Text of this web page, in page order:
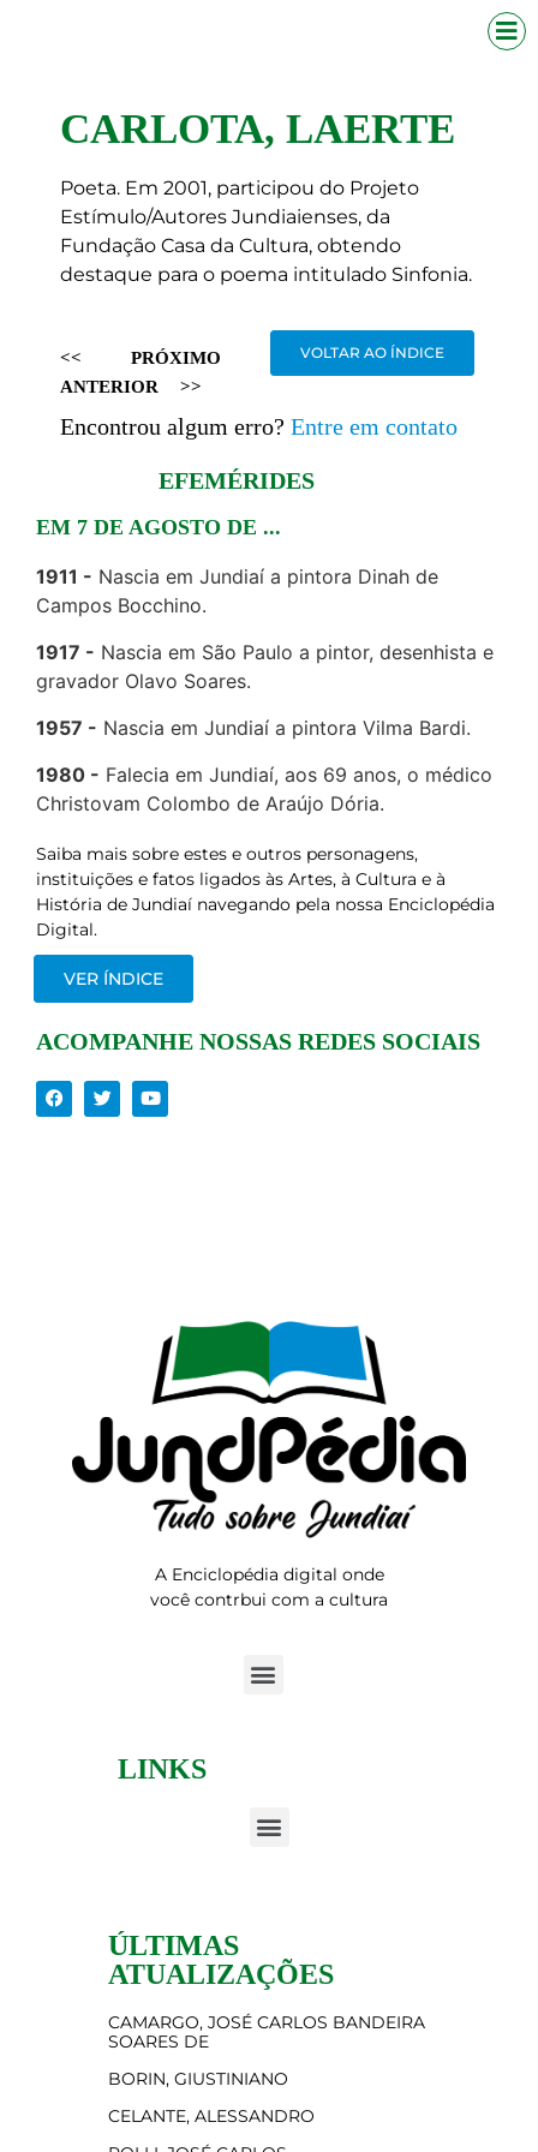
CARLOTA, LAERTE
Poeta. Em 2001, participou do Projeto
Estímulo/Autores Jundiaienses, da
Fundação Casa da Cultura, obtendo
destaque para o poema intitulado Sinfonia.
<<
ANTERIOR
PRÓXIMO
>>
VOLTAR AO ÍNDICE
Encontrou algum erro? Entre em contato
EFEMÉRIDES
EM 7 DE AGOSTO DE ...
1911
Nascia em Jundiaí a pintora Dinah de
Campos Bocchino.
1917
Nascia em São Paulo a pintor, desenhista e
gravador Olavo Soares.
1957
Nascia em Jundiaí a pintora Vilma Bardi.
1980
Falecia em Jundiaí, aos 69 anos, o médico
Christovam Colombo de Araújo Dória.
Saiba mais sobre estes e outros personagens,
instituições e fatos ligados às Artes, à Cultura e à
História de Jundiaí navegando pela nossa Enciclopédia
Digital.
VER ÍNDICE
ACOMPANHE NOSSAS REDES SOCIAIS
A Enciclopédia digital onde
você contrbui com a cultura
LINKS
ÚLTIMAS
ATUALIZAÇÕES
CAMARGO, JOSÉ CARLOS BANDEIRA
SOARES DE
BORIN, GIUSTINIANO
CELANTE, ALESSANDRO